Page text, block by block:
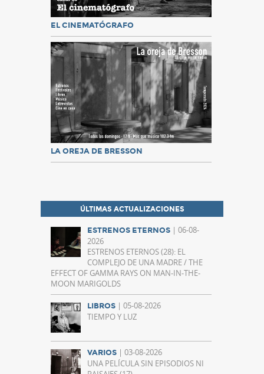
EL CINEMATÓGRAFO
LA OREJA DE BRESSON
ÚLTIMAS ACTUALIZACIONES
ESTRENOS ETERNOS | 06-08-
2026
ESTRENOS ETERNOS (28): EL
COMPLEJO DE UNA MADRE / THE
EFFECT OF GAMMA RAYS ON MAN-IN-THE-
MOON MARIGOLDS
LIBROS | 05-08-2026
TIEMPO Y LUZ
VARIOS | 03-08-2026
UNA PELÍCULA SIN EPISODIOS NI